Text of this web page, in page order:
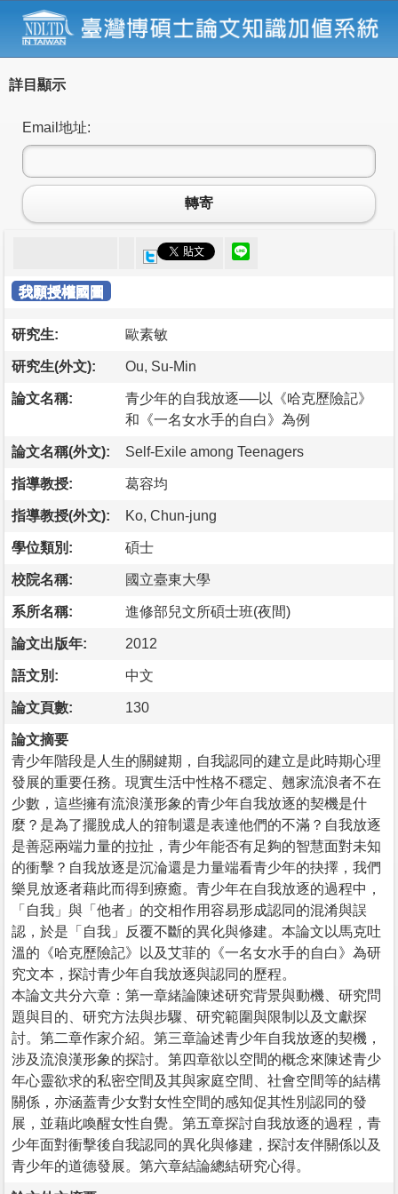
詳目顯示
Email地址:
轉寄
我願授權國圖
研究生: 歐素敏
研究生(外文): Ou, Su-Min
論文名稱:
青少年的自我放逐──以《哈克歷險記》
和《一名女水手的自白》為例
論文名稱(外文): Self-Exile among Teenagers
指導教授: 葛容均
指導教授(外文): Ko, Chun-jung
學位類別: 碩士
校院名稱: 國立臺東大學
系所名稱: 進修部兒文所碩士班(夜間)
論文出版年: 2012
語文別: 中文
論文頁數: 130
論文摘要
青少年階段是人生的關鍵期，自我認同的建立是此時期心理
發展的重要任務。現實生活中性格不穩定、翹家流浪者不在
少數，這些擁有流浪漢形象的青少年自我放逐的契機是什
麼？是為了擺脫成人的箝制還是表達他們的不滿？自我放逐
是善惡兩端力量的拉扯，青少年能否有足夠的智慧面對未知
的衝擊？自我放逐是沉淪還是力量端看青少年的抉擇，我們
樂見放逐者藉此而得到療癒。青少年在自我放逐的過程中，
「自我」與「他者」的交相作用容易形成認同的混淆與誤
認，於是「自我」反覆不斷的異化與修建。本論文以馬克吐
溫的《哈克歷險記》以及艾菲的《一名女水手的自白》為研
究文本，探討青少年自我放逐與認同的歷程。
本論文共分六章：第一章緒論陳述研究背景與動機、研究問
題與目的、研究方法與步驟、研究範圍與限制以及文獻探
討。第二章作家介紹。第三章論述青少年自我放逐的契機，
涉及流浪漢形象的探討。第四章欲以空間的概念來陳述青少
年心靈欲求的私密空間及其與家庭空間、社會空間等的結構
關係，亦涵蓋青少女對女性空間的感知促其性別認同的發
展，並藉此喚醒女性自覺。第五章探討自我放逐的過程，青
少年面對衝擊後自我認同的異化與修建，探討友伴關係以及
青少年的道德發展。第六章結論總結研究心得。